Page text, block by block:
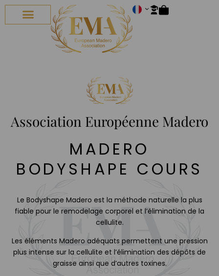
Association Européenne Madero
MADERO
BODYSHAPE COURS
Le Bodyshape Madero est la méthode naturelle la plus
fiable pour le remodelage corporel et l’élimination de la
cellulite.
Les éléments Madero adéquats permettent une pression
plus intense sur la cellulite et l’élimination des dépôts de
graisse ainsi que d’autres toxines.